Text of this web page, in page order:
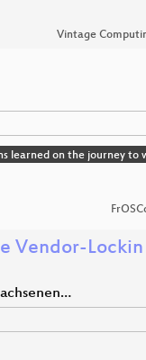
Vintage
learned on the journey to
Vendor-